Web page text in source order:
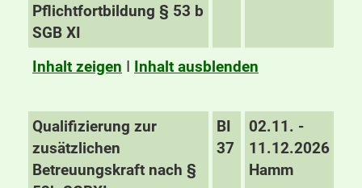
Pflichtfortbildung § 53 b
SGB XI
Inhalt zeigen I Inhalt ausblenden
Qualifizierung zur
zusätzlichen
Betreuungskraft nach §
BI
37
02.11. -
11.12.2026
Hamm